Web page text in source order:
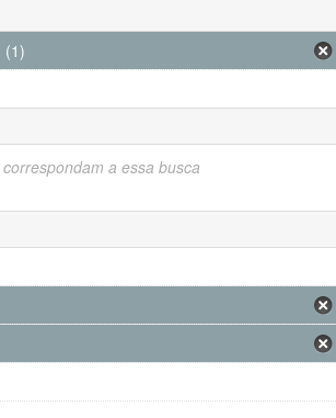
(1)
a essa busca